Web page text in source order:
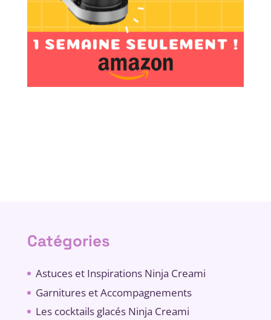
Catégories
Astuces et Inspirations Ninja Creami
Garnitures et Accompagnements
Les cocktails glacés Ninja Creami